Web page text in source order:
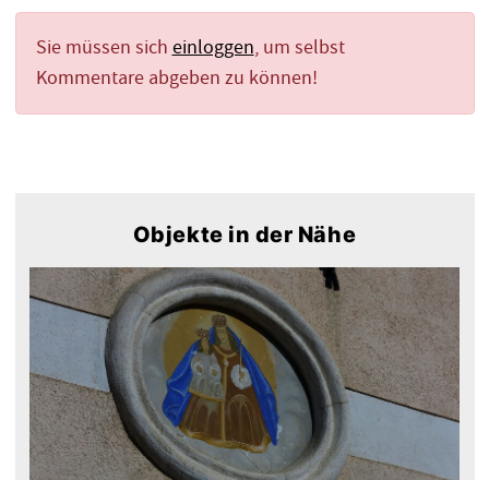
Sie müssen sich einloggen, um selbst
Kommentare abgeben zu können!
Objekte in der Nähe